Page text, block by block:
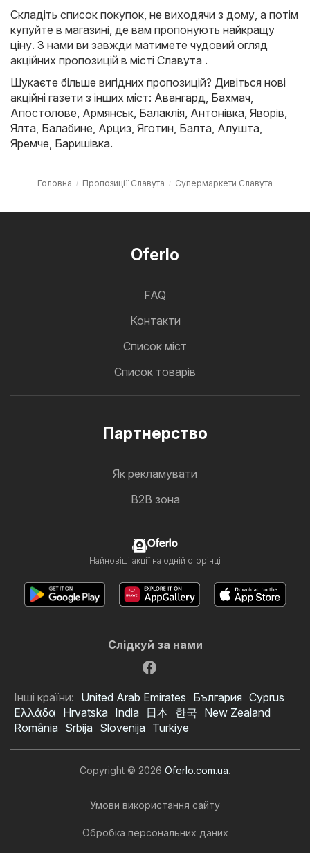
Складіть список покупок, не виходячи з дому, а потім
купуйте в магазині, де вам пропонують найкращу
ціну. З нами ви завжди матимете чудовий огляд
акційних пропозицій в місті Славута .
Шукаєте більше вигідних пропозицій? Дивіться нові
акційні газети з інших міст: Авангард Бахмач
Апостолове Армянськ Балаклія Антонівка Яворів
Ялта Балабине Арциз Яготин Балта Алушта
Яремче Баришівка.
Головна Пропозиції Славута Супермаркети Славута
Oferlo
FAQ
Контакти
Cписок міст
Список товарів
Партнерство
Як рекламувати
B2B зона
Oferlo
Найновіші акції на одній сторінці
Слідкуй за нами
Інші країни: United Arab Emirates България Cyprus
Ελλάδα Hrvatska India 日本 한국 New Zealand
România Srbija Slovenija Türkiye
Copyright © 2026 Oferlo.com.ua.
Умови використання сайту
Обробка персональних даних